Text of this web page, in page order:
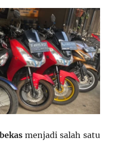
menjadi salah satu